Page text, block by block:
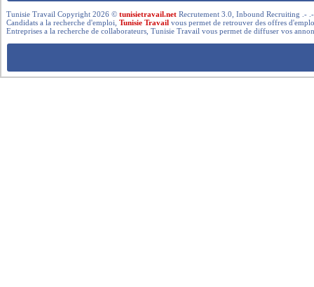
Tunisie Travail Copyright 2026 ©tunisietravail.net Recrutement 3.0, Inbound Recruiting .-
Candidats a la recherche d'emploi,Tunisie Travail vous permet de retrouver des offres
Entreprises a la recherche de collaborateurs, Tunisie Travail vous permet de diffuser vos